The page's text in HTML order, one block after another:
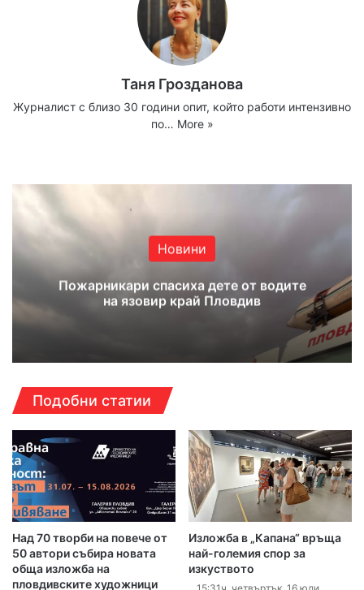
Таня Грозданова
Журналист с близо 30 години опит, който работи интензивно
по… More »
Новини
Пожарникари спасиха дете от водите
на язовир край Пловдив
Подобни статии
Над 70 творби на повече от
50 автори събира новата
обща изложба на
пловдивските художници
Изложба в „Капана“ връща
най-големия спор за
изкуството